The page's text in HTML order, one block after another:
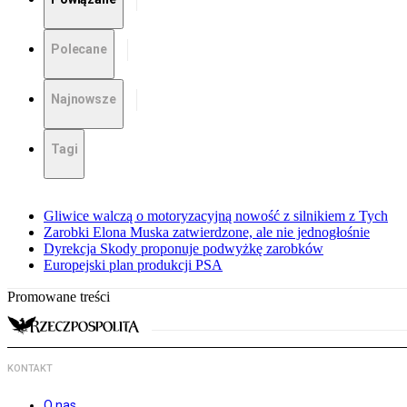
Polecane
Najnowsze
Tagi
Gliwice walczą o motoryzacyjną nowość z silnikiem z Tych
Zarobki Elona Muska zatwierdzone, ale nie jednogłośnie
Dyrekcja Skody proponuje podwyżkę zarobków
Europejski plan produkcji PSA
Promowane treści
KONTAKT